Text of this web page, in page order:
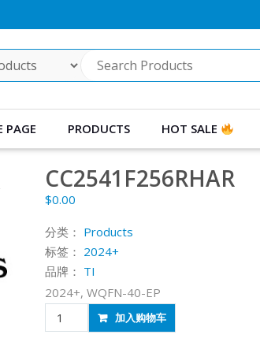
PAGE PRODUCTS HOT SALE
CC2541F256RHAR
$0.00
分类： Products
标签： 2024+
品牌： TI
2024+, WQFN-40-EP
CC2541F256RHAR
数
加入购物车